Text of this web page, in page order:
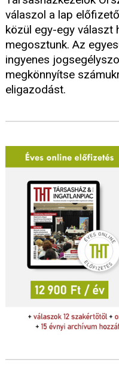
válaszol a lap
közül egy-egy választ
megosztunk. Az
ingyenes
megkönnyítse
eligazodást.